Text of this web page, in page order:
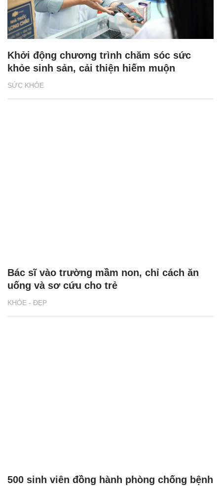
SỨC KHỎE
Khởi động chương trình chăm sóc sức
khỏe sinh sản, cải thiện hiếm muộn
KHỎE - ĐẸP
Bác sĩ vào trường mầm non, chỉ cách ăn
uống và sơ cứu cho trẻ
500 sinh viên đồng hành phòng chống bệnh